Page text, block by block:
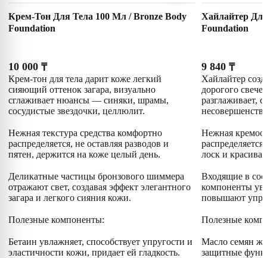
Крем-Тон Для Тела 100 Мл / Bronze Body
Foundation
10 000 ₸
Крем-тон для тела дарит коже легкий
сияющий оттенок загара, визуально
сглаживает нюансы — синяки, шрамы,
сосудистые звездочки, целлюлит.
Нежная текстура средства комфортно
распределяется, не оставляя разводов и
пятен, держится на коже целый день.
Деликатные частицы бронзового шиммера
отражают свет, создавая эффект элегантного
загара и легкого сияния кожи.
Полезные компоненты:
Бетаин увлажняет, способствует упругости и
эластичности кожи, придает ей гладкость.
Хайлайтер
Foundation
9 840 ₸
Хайлайтер
дорогого
разглаживает,
Нежная
лоск и
Входящие в
компоненты
повышают
Полезные
Масло семян
защитные